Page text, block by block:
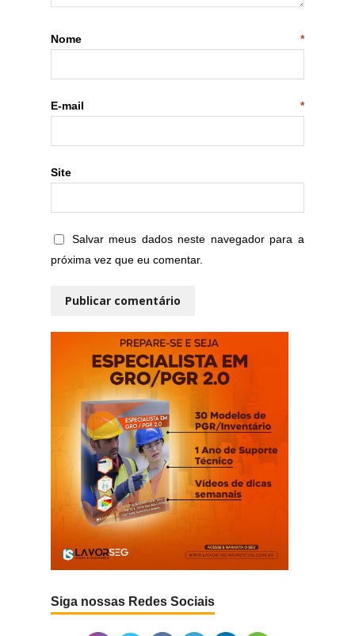
Nome *
E-mail *
Site
Salvar meus dados neste navegador para a
próxima vez que eu comentar.
Siga nossas Redes Sociais